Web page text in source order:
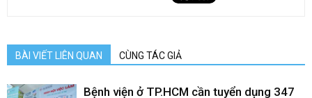
BÀI VIẾT LIÊN QUAN CÙNG TÁC GIẢ
Bệnh viện ở TP.HCM cần tuyển dụng 347